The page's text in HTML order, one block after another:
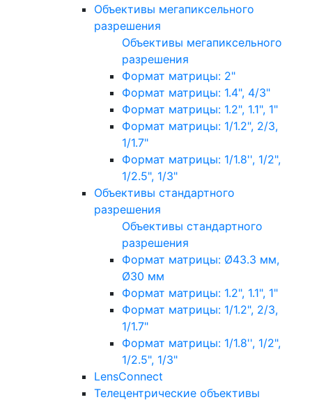
Объективы мегапиксельного
разрешения
Объективы мегапиксельного
разрешения
Формат матрицы: 2"
Формат матрицы: 1.4", 4/3"
Формат матрицы: 1.2", 1.1", 1"
Формат матрицы: 1/1.2", 2/3,
1/1.7"
Формат матрицы: 1/1.8'', 1/2",
1/2.5", 1/3"
Объективы стандартного
разрешения
Объективы стандартного
разрешения
Формат матрицы: Ø43.3 мм,
Ø30 мм
Формат матрицы: 1.2", 1.1", 1"
Формат матрицы: 1/1.2", 2/3,
1/1.7"
Формат матрицы: 1/1.8'', 1/2",
1/2.5", 1/3"
LensConnect
Телецентрические объективы